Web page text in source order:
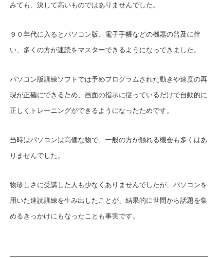
みても、決して高いものではありませんでした。
９０年代に入るとパソコン版、電子手帳などの機器の普及に伴
い、多くの方が速読をマスターできるようになってきました。
パソコン版訓練ソフトでは予めプログラムされた動きや速度の再
現が正確にできるため、画面の指示に従っているだけで自動的に
正しくトレーニングができるようになったためです。
当時はパソコンは高価な物で、一般の方が触れる機会も多くはあ
りませんでした。
物珍しさに受講した人も少なくありませんでしたが、パソコンを
用いた速読訓練を生み出したことが、結果的に世間から話題を集
めるきっかけにもなったことも事実です。